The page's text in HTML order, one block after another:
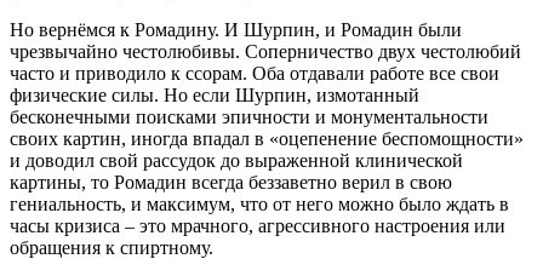
Но вернёмся к Ромадину. И Шурпин, и Ромадин были
чрезвычайно честолюбивы. Соперничество двух честолюбий
часто и приводило к ссорам. Оба отдавали работе все свои
физические силы. Но если Шурпин, измотанный
бесконечными поисками эпичности и монументальности
своих картин, иногда впадал в «оцепенение беспомощности»
и доводил свой рассудок до выраженной клинической
картины, то Ромадин всегда беззаветно верил в свою
гениальность, и максимум, что от него можно было ждать в
часы кризиса – это мрачного, агрессивного настроения или
обращения к спиртному.